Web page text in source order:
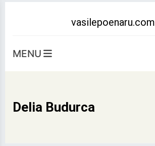
vasilepoenaru.com
MENU
Delia Budurca